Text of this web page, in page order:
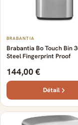
BRABANTIA
Brabantia Bo Touch Bin
Steel Fingerprint Proof
144,00 €
Détail